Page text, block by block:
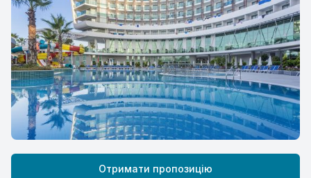
Отримати пропозицію